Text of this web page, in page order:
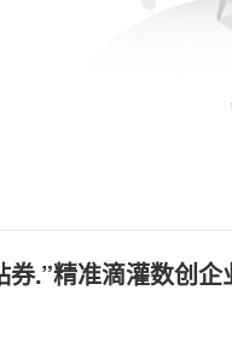
.”精准滴灌数创企